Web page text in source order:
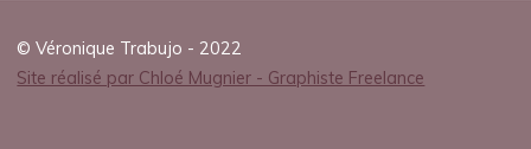
s
t
© Véronique Trabujo - 2022
Site réalisé par Chloé Mugnier - Graphiste Freelance